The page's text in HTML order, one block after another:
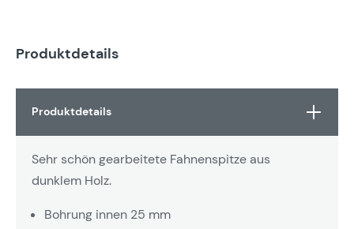
Produktdetails
Produktdetails
Sehr schön gearbeitete Fahnenspitze aus
dunklem Holz.
Bohrung innen 25 mm